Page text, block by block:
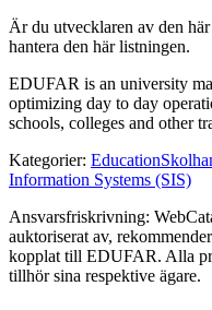
Är du utvecklaren av den här
hantera den här listningen.
EDUFAR is an university
optimizing day to day
schools, colleges and other
Kategorier: Education
Information Systems (SIS)
Ansvarsfriskrivning:
auktoriserat av,
kopplat till EDUFAR. Alla
tillhör sina respektive ägare.